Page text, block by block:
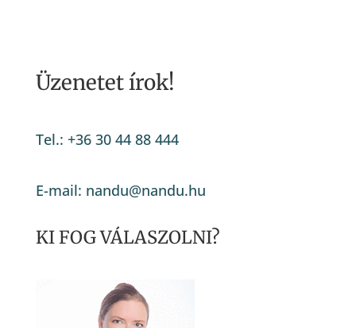
Üzenetet írok!
Tel.: +36 30 44 88 444
E-mail: nandu@nandu.hu
KI FOG VÁLASZOLNI?